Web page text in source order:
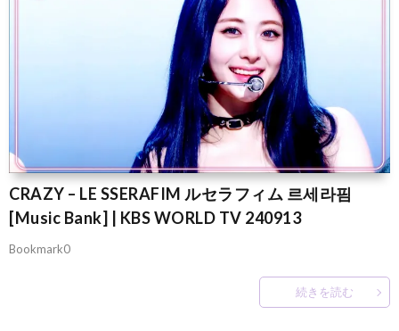
CRAZY – LE SSERAFIM ルセラフィム 르세라핌
[Music Bank] | KBS WORLD TV 240913
Bookmark0
続きを読む